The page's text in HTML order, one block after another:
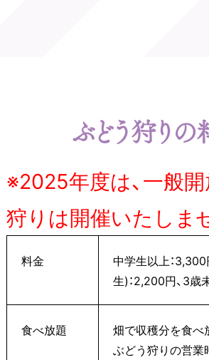
ぶどう狩り
※2025年度は、一般
狩りは開催いたしま
料金
中学生以上：
生)：2,200円、3歳
食べ放題
畑で収穫分を食べ
ぶどう狩りの営業